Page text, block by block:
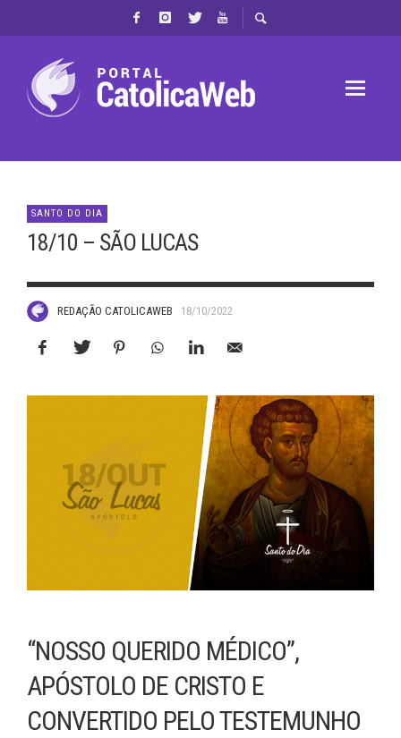
SANTO DO DIA
18/10 – SÃO LUCAS
REDAÇÃO CATOLICAWEB 18/10/2022
“NOSSO QUERIDO MÉDICO”,
APÓSTOLO DE CRISTO E
CONVERTIDO PELO TESTEMUNHO